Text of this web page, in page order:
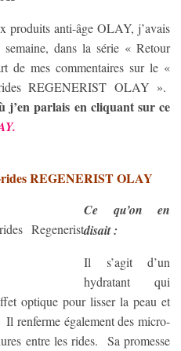
produits anti-âge OLAY, j’avais
dans la série « Retour
de mes commentaires sur le «
REGENERIST OLAY ».
parlais en cliquant sur ce
REGENERIST OLAY
Regenerist
Ce qu’on en
disait :
Il s’agit d’un
hydratant qui
optique pour lisser la peau et
renferme également des micro-
entre les rides. Sa promesse